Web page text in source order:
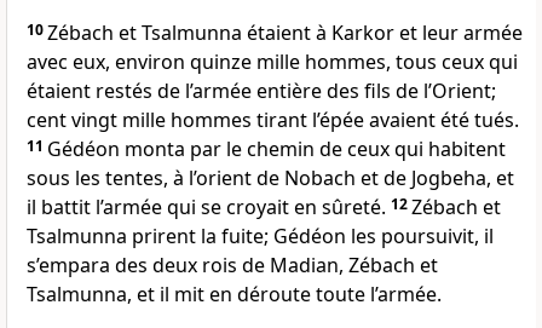
10Zébach et Tsalmunna étaient à Karkor et leur armée
avec eux, environ quinze mille hommes, tous ceux qui
étaient restés de l’armée entière des fils de l’Orient;
cent vingt mille hommes tirant l’épée avaient été tués.
11 Gédéon monta par le chemin de ceux qui habitent
sous les tentes, à l’orient de Nobach et de Jogbeha, et
il battit l’armée qui se croyait en sûreté. 12Zébach et
Tsalmunna prirent la fuite; Gédéon les poursuivit, il
s’empara des deux rois de Madian, Zébach et
Tsalmunna, et il mit en déroute toute l’armée.